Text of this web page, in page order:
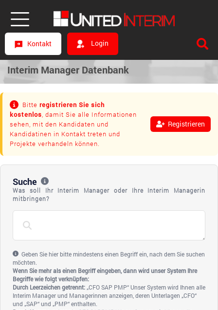
Kontakt Login
Interim Manager Datenbank
Bitte registrieren Sie sich
kostenlos, damit Sie alle Informationen
sehen, mit den Kandidaten und
Kandidatinen in Kontakt treten und
Projekte verhandeln können.
Registrieren
Suche
Was soll Ihr Interim Manager oder Ihre Interim Managerin
mitbringen?
Geben Sie hier bitte mindestens einen Begriff ein, nach dem Sie suchen
möchten.
Wenn Sie mehr als einen Begriff eingeben, dann wird unser System Ihre
Begriffe wie folgt verknüpfen:
Durch Leerzeichen getrennt:„CFO SAP PMP“ Unser System wird Ihnen alle
Interim Manager und Managerinnen anzeigen, deren Unterlagen „CFO“
und „SAP“ und „PMP“ enthalten.